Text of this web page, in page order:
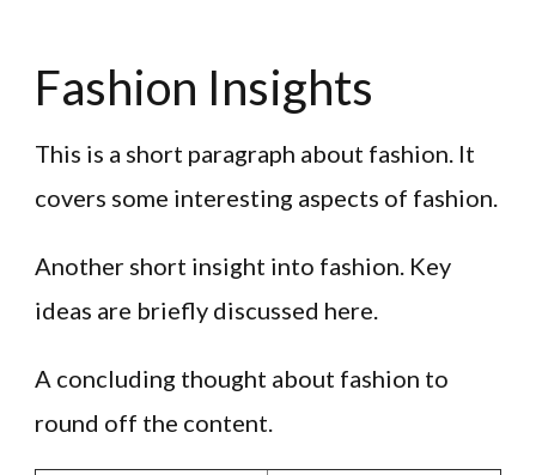
Fashion Insights
This is a short paragraph about fashion. It
covers some interesting aspects of fashion.
Another short insight into fashion. Key
ideas are briefly discussed here.
A concluding thought about fashion to
round off the content.